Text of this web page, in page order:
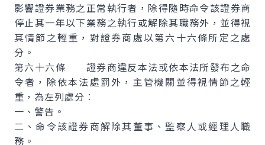
影響證券業務之正常執行者，除得隨時命令該證券商
停止其一年以下業務之執行或解除其職務外，並得視
其情節之輕重，對證券商處以第六十六條所定之處
分。
第六十六條 證券商違反本法或依本法所發布之命
令者，除依本法處罰外，主管機關並得視情節之輕
重，為左列處分︰
一、警告。
二、命令該證券商解除其董事、監察人或經理人職
務。